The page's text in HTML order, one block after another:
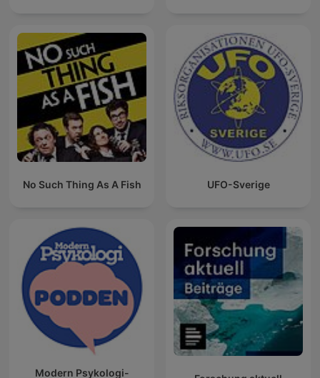
No Such Thing As A Fish UFO-Sverige
Modern Psykologi-